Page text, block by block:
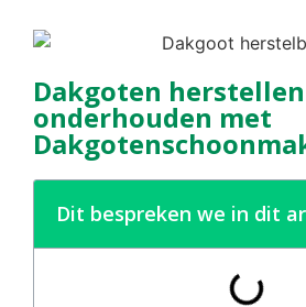
Dakgoten
onderhouden met
Dit bespreken we in dit